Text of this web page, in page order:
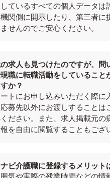
ているすべての個人データは
関側に開示したり、第三者に
せんのでご安心ください。
求人も見つけたのですが、問
職に転職活動をしていること
か？
トにお申し込みいただく際に
募先以外にお渡しすることは
ださい。また、求人掲載元の
を自由に閲覧することもござ
ビ介護職に登録するメリット
気や実際の残業時間などの情